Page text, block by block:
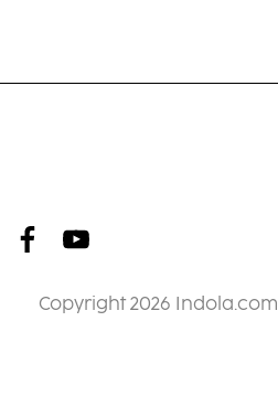
Copyright 2026 Indola.com